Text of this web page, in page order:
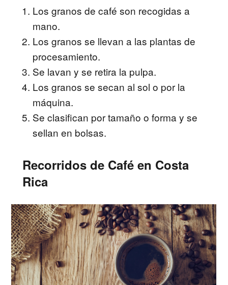
Los granos de café son recogidas a
mano.
Los granos se llevan a las plantas de
procesamiento.
Se lavan y se retira la pulpa.
Los granos se secan al sol o por la
máquina.
Se clasifican por tamaño o forma y se
sellan en bolsas.
Recorridos de Café en Costa
Rica